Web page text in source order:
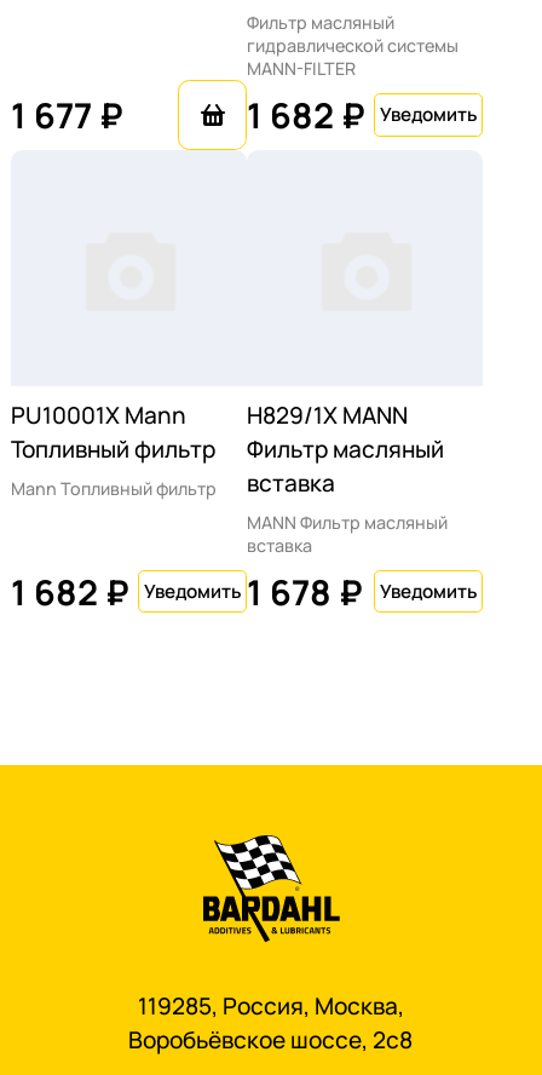
1 677 ₽
Фильтр масляный
гидравлической системы
MANN-FILTER
1 682 ₽
PU10001X Mann
Топливный фильтр
Mann Топливный фильтр
1 682 ₽
H829/1X MANN
Фильтр масляный
вставка
MANN Фильтр масляный
вставка
1 678 ₽
119285, Россия, Москва,
Воробьёвское шоссе, 2с8